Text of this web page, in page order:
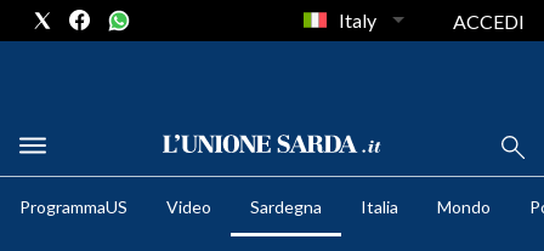
METEO
Italy ACCEDI
ProgrammaUS Video Sardegna Italia Mondo